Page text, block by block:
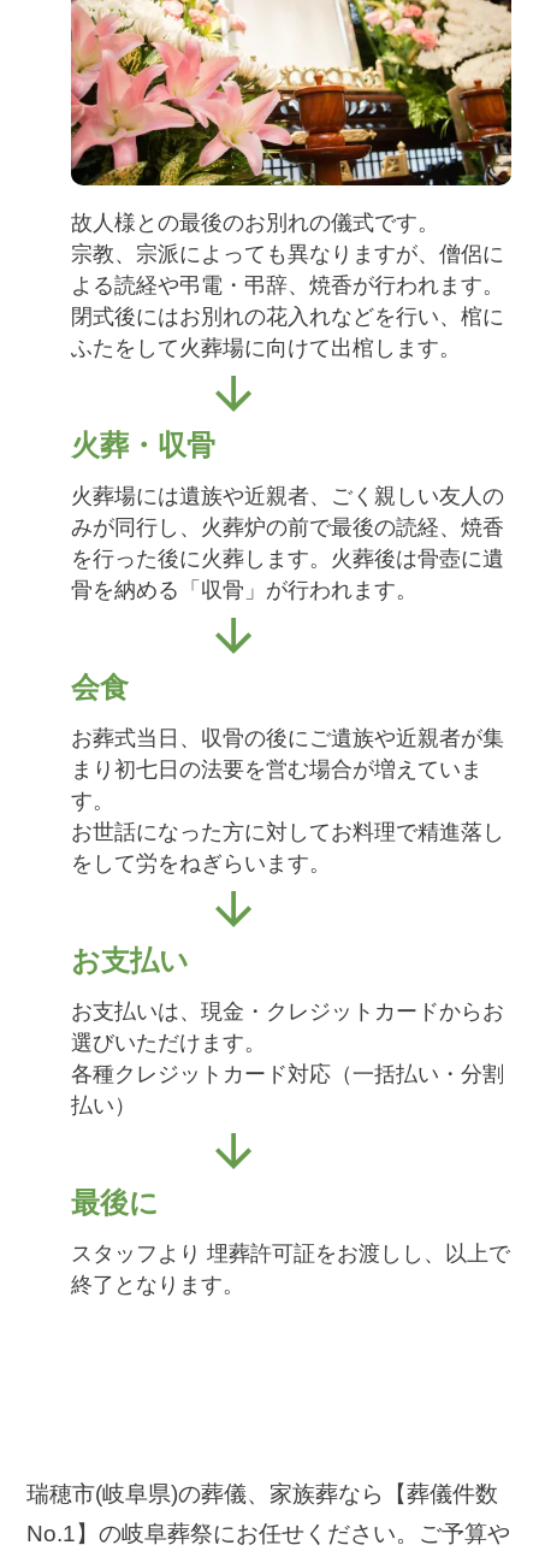
故人様との最後のお別れの儀式です。
宗教、宗派によっても異なりますが、僧侶に
よる読経や弔電・弔辞、焼香が行われます。
閉式後にはお別れの花入れなどを行い、棺に
ふたをして火葬場に向けて出棺します。
火葬・収骨
火葬場には遺族や近親者、ごく親しい友人の
みが同行し、火葬炉の前で最後の読経、焼香
を行った後に火葬します。火葬後は骨壺に遺
骨を納める「収骨」が行われます。
会食
お葬式当日、収骨の後にご遺族や近親者が集
まり初七日の法要を営む場合が増えていま
す。
お世話になった方に対してお料理で精進落し
をして労をねぎらいます。
お支払い
お支払いは、現金・クレジットカードからお
選びいただけます。
各種クレジットカード対応（一括払い・分割
払い）
最後に
スタッフより 埋葬許可証をお渡しし、以上で
終了となります。
瑞穂市(岐阜県)の葬儀、家族葬なら【葬儀件数
No.1】の岐阜葬祭にお任せください。ご予算や